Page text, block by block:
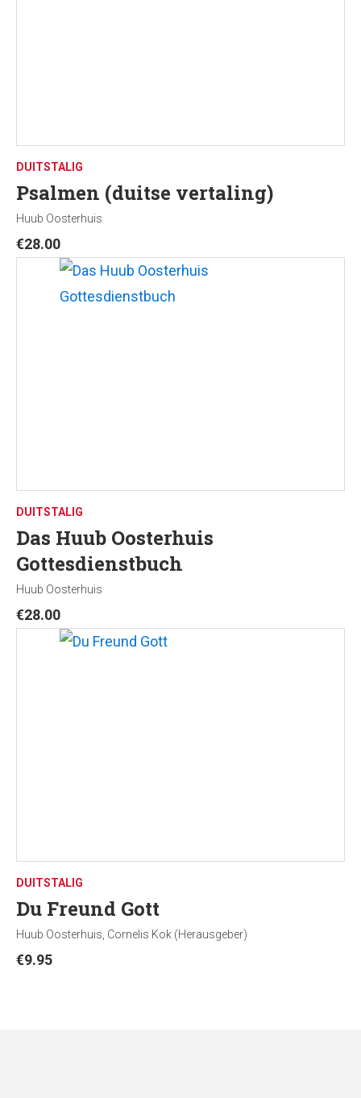
DUITSTALIG
Psalmen (duitse vertaling)
Huub Oosterhuis
€28.00
DUITSTALIG
Das Huub Oosterhuis
Gottesdienstbuch
Huub Oosterhuis
€28.00
DUITSTALIG
Du Freund Gott
Huub Oosterhuis, Cornelis Kok (Herausgeber)
€9.95